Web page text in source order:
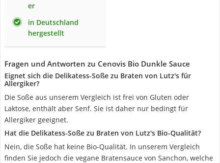
er
in Deutschland
hergestellt
Fragen und Antworten zu Cenovis Bio Dunkle Sauce
Eignet sich die Delikatess-Soße zu Braten von Lutz's für
Allergiker?
Die Soße aus unserem Vergleich ist frei von Gluten oder
Laktose, enthält aber Senf. Sie ist daher nur bedingt für
Allergiker geeignet.
Hat die Delikatess-Soße zu Braten von Lutz's Bio-Qualität?
Nein, die Soße hat keine Bio-Qualität. In unserem Vergleich
finden Sie jedoch die vegane Bratensauce von Sanchon, welche